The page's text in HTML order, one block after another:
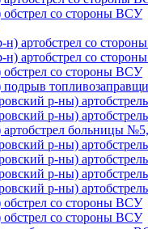
обстрел со стороны ВСУ
н) артобстрел со
н) артобстрел со
обстрел со стороны ВСУ
р-ны)
р-ны)
артобстрел больницы
р-ны)
р-ны)
р-ны)
р-ны)
обстрел со стороны ВСУ
обстрел со стороны ВСУ